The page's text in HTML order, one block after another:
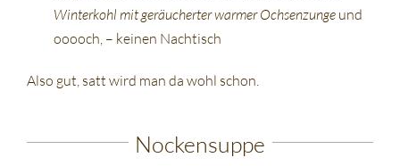
Winterkohl mit geräucherter warmer Ochsenzunge und
ooooch, – keinen Nachtisch
Also gut, satt wird man da wohl schon.
Nockensuppe